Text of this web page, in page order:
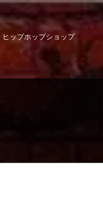
ヒップホップショップ